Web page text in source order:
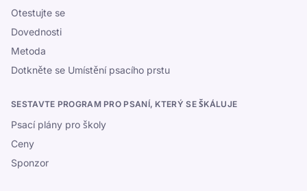
Otestujte se
Dovednosti
Metoda
Dotkněte se Umístění psacího prstu
SESTAVTE PROGRAM PRO PSANÍ, KTERÝ SE ŠKÁLUJE
Psací plány pro školy
Ceny
Sponzor